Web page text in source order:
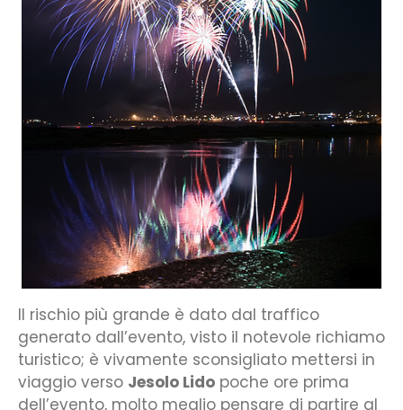
Il rischio più grande è dato dal traffico
generato dall’evento, visto il notevole richiamo
turistico; è vivamente sconsigliato mettersi in
viaggio verso Jesolo Lido poche ore prima
dell’evento, molto meglio pensare di partire al